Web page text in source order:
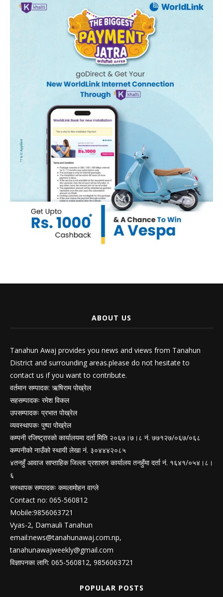
ABOUT US
Tanahun Awaj provides you news and views from Tanahun
District and surrounding areas.please do not hesitate to
contact us if you want to contribute.
वर्तमान सम्पादक: ऋषिराम पोख्रेल
सहसम्पादकः रमेश विकल
उपसम्पादकः प्रभात पोख्रेल
व्यवस्थापकः पुष्पा पोख्रेल
कम्पनी रजिष्ट्रारको कार्यालयमा दर्ता मिति २०६७।७।८ नं. ७७१२७/०६७/०६८
कम्पनीको नाउँको स्थायी लेखा नं. ३०४४४२०८५
४तनहुँ आवाज साप्ताहिक जिल्ला प्रशासन कार्यालय तनहुँमा दर्ता नं. १६४१/०५४।८।
६
सस्थापक सम्पादकः कमलामोहन वाग्ले
Contact no: 065-560812
Mobile:9856063721
Vyas-2, Damauli Tanahun
email:news@tanahunawaj.com.np,
tanahunawajweekly@gmail.com
विज्ञापनका लागि: 065-560812, 9856063721
POPULAR POSTS